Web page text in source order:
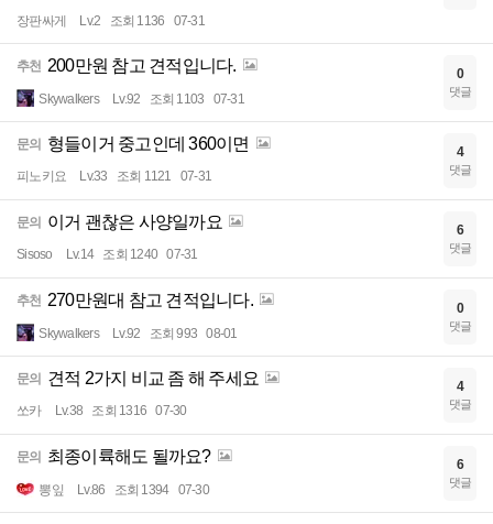
장판싸게 Lv.2 조회 1136 07-31
추천 200만원 참고 견적입니다.
Skywalkers Lv.92 조회 1103 07-31
0
댓글
문의 형들이거 중고인데 360이면
피노키요 Lv.33 조회 1121 07-31
4
댓글
문의 이거 괜찮은 사양일까요
Sisoso Lv.14 조회 1240 07-31
6
댓글
추천 270만원대 참고 견적입니다.
Skywalkers Lv.92 조회 993 08-01
0
댓글
문의 견적 2가지 비교 좀 해 주세요
쏘카 Lv.38 조회 1316 07-30
4
댓글
문의 최종이륙해도 될까요?
뽕잎 Lv.86 조회 1394 07-30
6
댓글